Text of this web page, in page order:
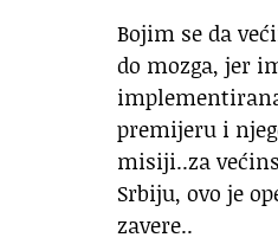
Bojim se da
do mozga, jer
premijeru i
misiji..za
Srbiju, ovo je
zavere..